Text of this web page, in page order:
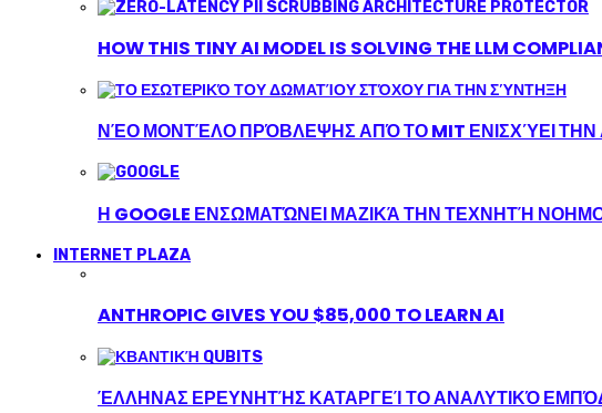
HOW THIS TINY AI MODEL IS SOLVING THE LLM
ΝΈΟ ΜΟΝΤΈΛΟ ΠΡΌΒΛΕΨΗΣ ΑΠΌ ΤΟ MIT ΕΝΙΣΧΎΕΙ
Η GOOGLE ΕΝΣΩΜΑΤΏΝΕΙ ΜΑΖΙΚΆ ΤΗΝ ΤΕΧΝΗΤΉ
INTERNET PLAZA
ANTHROPIC GIVES YOU $85,000 TO LEARN AI
ΈΛΛΗΝΑΣ ΕΡΕΥΝΗΤΉΣ ΚΑΤΑΡΓΕΊ ΤΟ ΑΝΑΛΥΤΙΚΌ